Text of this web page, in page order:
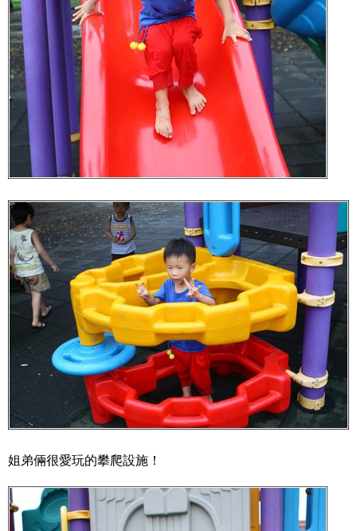
姐弟倆很愛玩的攀爬設施！